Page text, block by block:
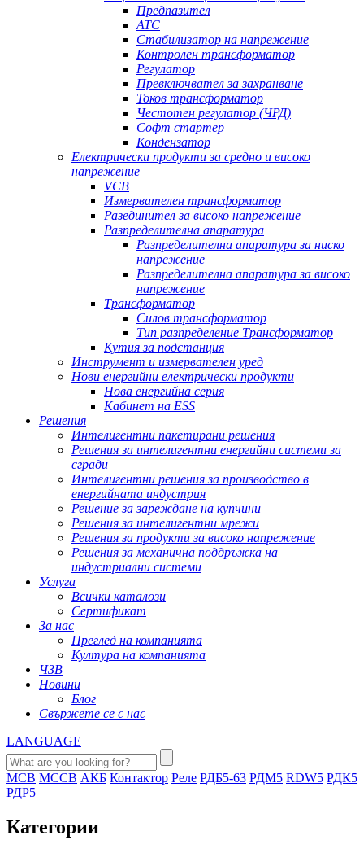
Предпазител
АТС
Стабилизатор на напрежение
Контролен трансформатор
Регулатор
Превключвател за захранване
Токов трансформатор
Честотен регулатор (ЧРД)
Софт стартер
Кондензатор
Електрически продукти за средно и високо
напрежение
VCB
Измервателен трансформатор
Разединител за високо напрежение
Разпределителна апаратура
Разпределителна апаратура за ниско
напрежение
Разпределителна апаратура за високо
напрежение
Трансформатор
Силов трансформатор
Тип разпределение Трансформатор
Кутия за подстанция
Инструмент и измервателен уред
Нови енергийни електрически продукти
Нова енергийна серия
Кабинет на ESS
Решения
Интелигентни пакетирани решения
Решения за интелигентни енергийни системи за
сгради
Интелигентни решения за производство в
енергийната индустрия
Решение за зареждане на купчини
Решения за интелигентни мрежи
Решения за продукти за високо напрежение
Решения за механична поддръжка на
индустриални системи
Услуга
Всички каталози
Сертификат
За нас
Преглед на компанията
Култура на компанията
ЧЗВ
Новини
Блог
Свържете се с нас
LANGUAGE
MCB MCCB АКБ Контактор Реле РДБ5-63 РДМ5 RDW5 РДК5
РДР5
Категории